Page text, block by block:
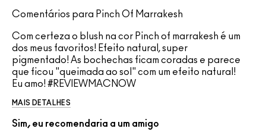
Comentários para Pinch Of Marrakesh
Com certeza o blush na cor Pinch of marrakesh é um
dos meus favoritos! Efeito natural, super
pigmentado! As bochechas ficam coradas e parece
que ficou "queimada ao sol" com um efeito natural!
Eu amo! #REVIEWMACNOW
MAIS DETALHES
Sim, eu recomendaria a um amigo